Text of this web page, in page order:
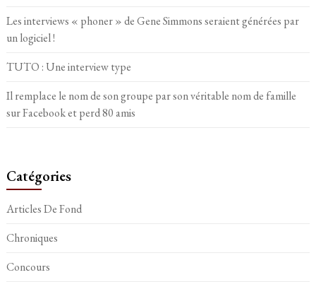
Les interviews « phoner » de Gene Simmons seraient générées par
un logiciel !
TUTO : Une interview type
Il remplace le nom de son groupe par son véritable nom de famille
sur Facebook et perd 80 amis
Catégories
Articles De Fond
Chroniques
Concours